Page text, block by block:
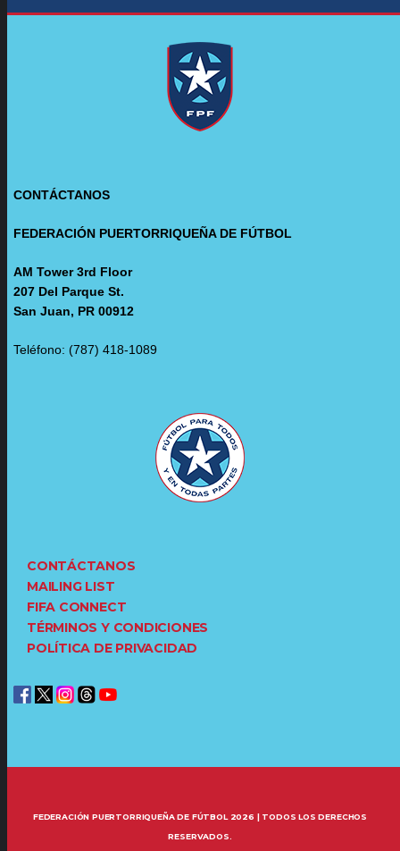
CONTÁCTANOS
FEDERACIÓN PUERTORRIQUEÑA DE FÚTBOL
AM Tower 3rd Floor
207 Del Parque St.
San Juan, PR 00912
Teléfono: (787) 418-1089
CONTÁCTANOS
MAILING LIST
FIFA CONNECT
TÉRMINOS Y CONDICIONES
POLÍTICA DE PRIVACIDAD
FEDERACIÓN PUERTORRIQUEÑA DE FÚTBOL 2026 | TODOS LOS DERECHOS
RESERVADOS.